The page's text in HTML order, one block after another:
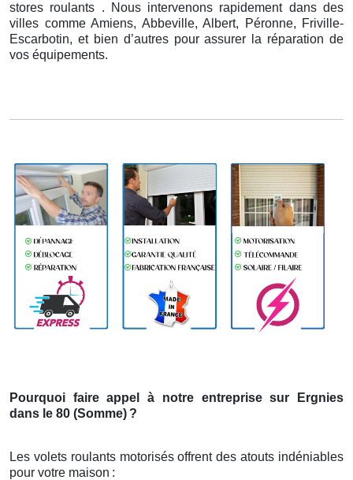
stores roulants . Nous intervenons rapidement dans des
villes comme Amiens, Abbeville, Albert, Péronne, Friville-
Escarbotin, et bien d’autres pour assurer la réparation de
vos équipements.
Pourquoi faire appel à notre entreprise sur Ergnies
dans le 80 (Somme) ?
Les volets roulants motorisés offrent des atouts indéniables
pour votre maison :